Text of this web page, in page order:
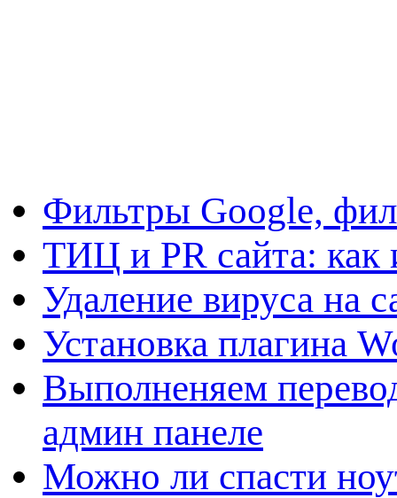
Фильтры Google,
ТИЦ и PR сайта: как
Удаление вируса на
Установка плагина
Выполненяем
админ панеле
Можно ли спасти